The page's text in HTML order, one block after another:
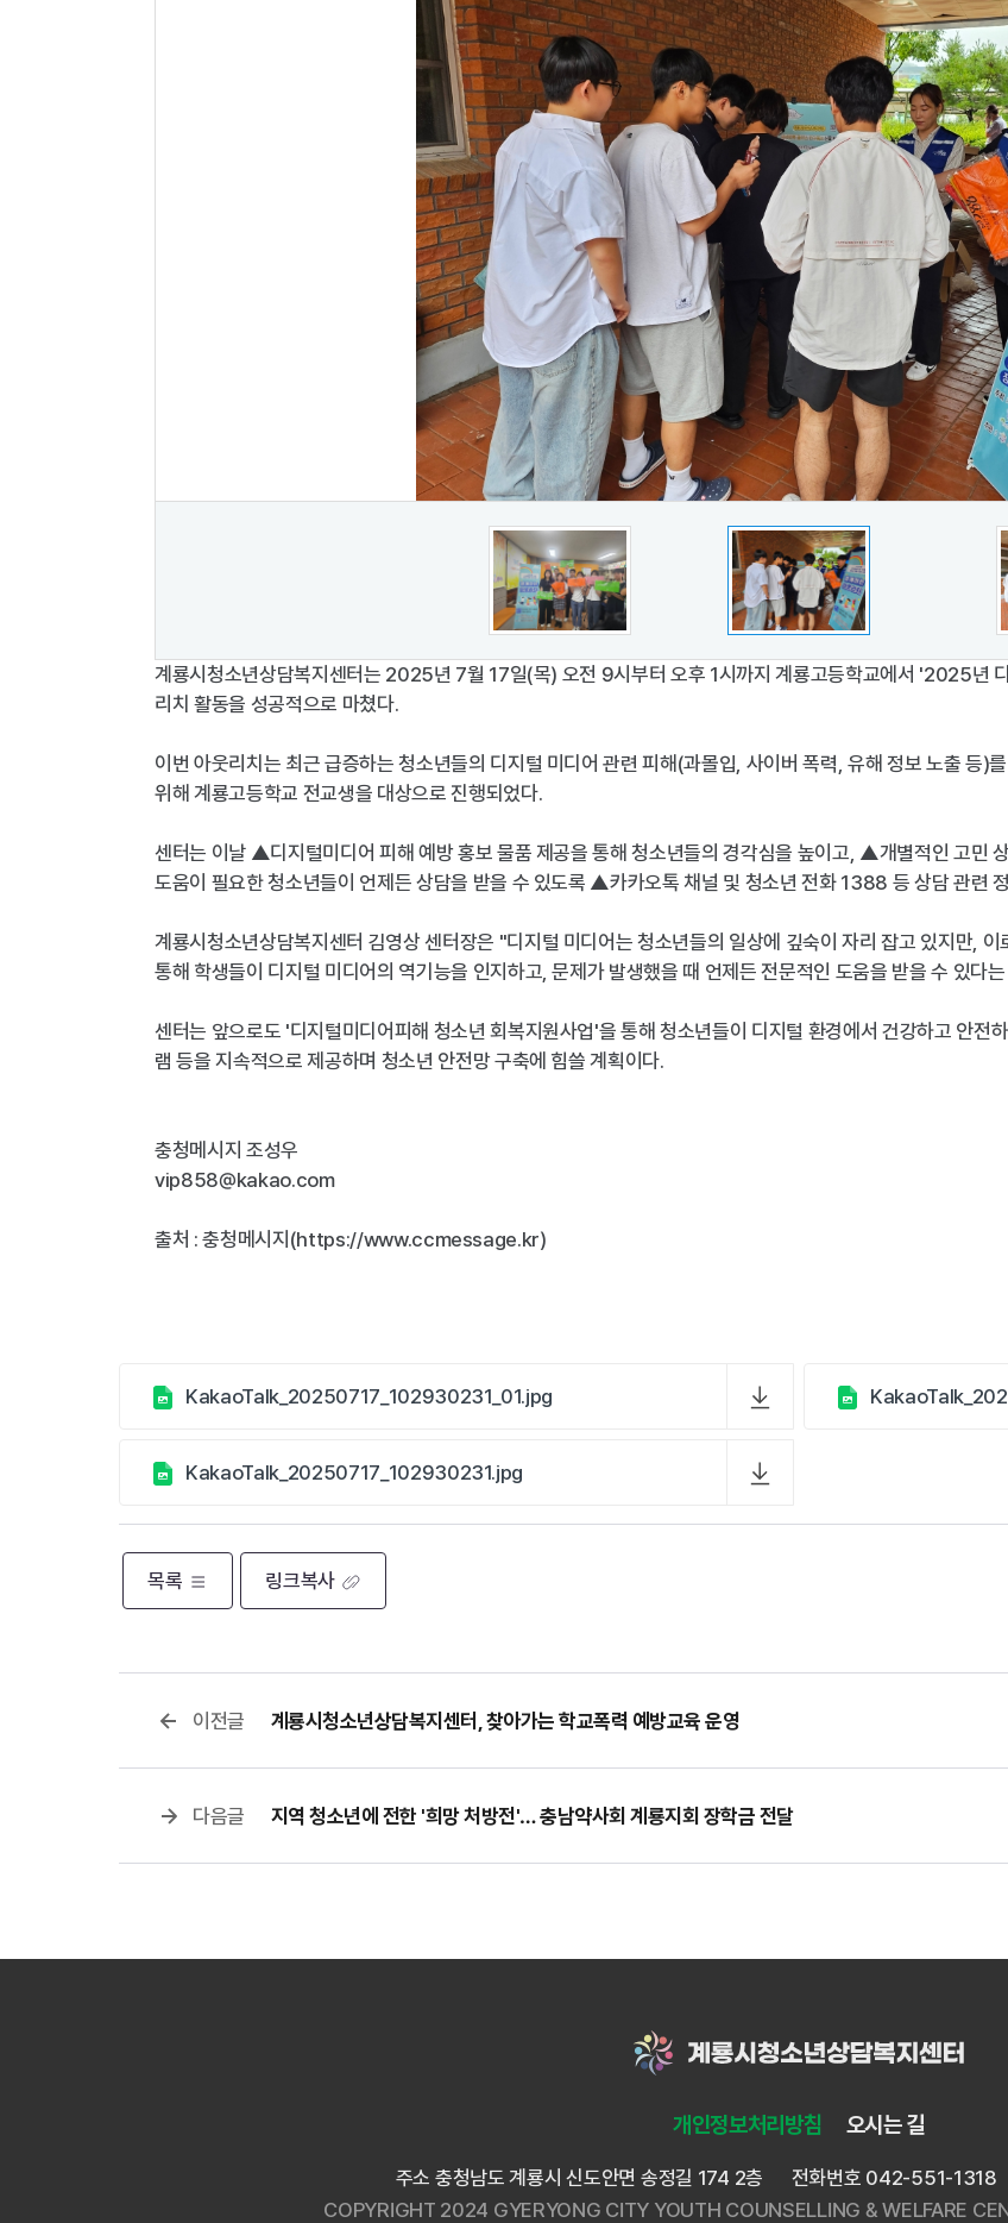
계룡시청소년상담복지센터는 2025년 7월 17일(목) 오전 9시부터 오후 1시까지 계룡고등학교에서 '2025년
리치 활동을 성공적으로 마쳤다.
이번 아웃리치는 최근 급증하는 청소년들의 디지털 미디어 관련 피해(과몰입, 사이버 폭력, 유해 정보 노출 등)
위해 계룡고등학교 전교생을 대상으로 진행되었다.
센터는 이날 ▲디지털미디어 피해 예방 홍보 물품 제공을 통해 청소년들의 경각심을 높이고, ▲개별적인 고민
도움이 필요한 청소년들이 언제든 상담을 받을 수 있도록 ▲카카오톡 채널 및 청소년 전화 1388 등 상담 관련
계룡시청소년상담복지센터 김영상 센터장은 "디지털 미디어는 청소년들의 일상에 깊숙이 자리 잡고 있지만,
통해 학생들이 디지털 미디어의 역기능을 인지하고, 문제가 발생했을 때 언제든 전문적인 도움을 받을 수 있다
센터는 앞으로도 '디지털미디어피해 청소년 회복지원사업'을 통해 청소년들이 디지털 환경에서 건강하고 안전
램 등을 지속적으로 제공하며 청소년 안전망 구축에 힘쓸 계획이다.
충청메시지 조성우
vip858@kakao.com
출처 : 충청메시지(https://www.ccmessage.kr)
KakaoTalk_20250717_102930231_01.jpg
KakaoTalk_20250717_102930231.jpg
목록 링크복사
이전글 계룡시청소년상담복지센터, 찾아가는 학교폭력 예방교육 운영
다음글 지역 청소년에 전한 '희망 처방전'… 충남약사회 계룡지회 장학금 전달
개인정보처리방침 오시는 길
주소 충청남도 계룡시 신도안면 송정길 174 2층 전화번호 042-551-1318
COPYRIGHT 2024 GYERYONG CITY YOUTH COUNSELLING & WELFARE